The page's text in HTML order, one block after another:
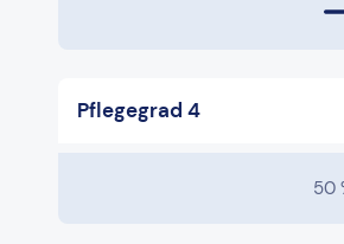
Pflegegrad 4
50